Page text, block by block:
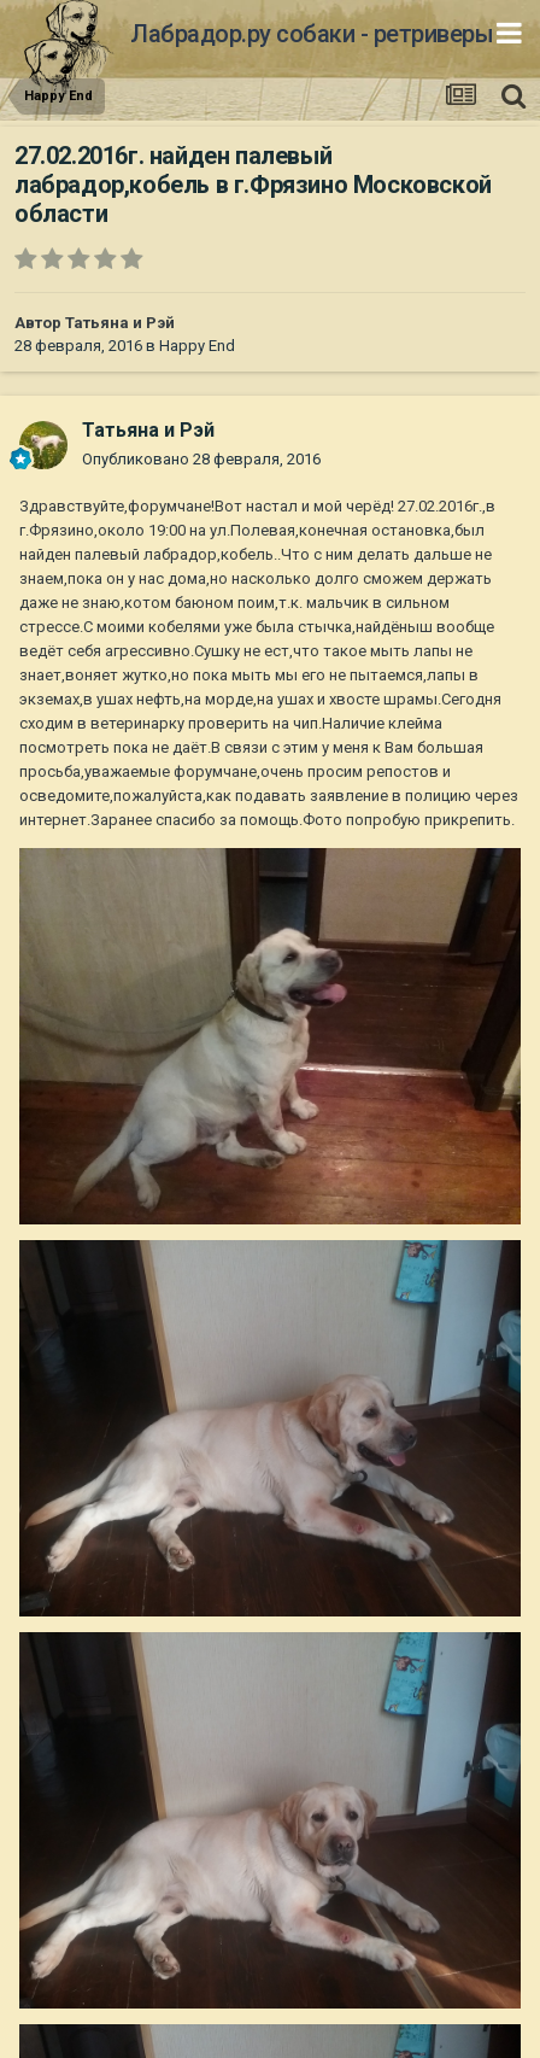
Лабрадор.ру собаки - ретриверы
Happy End
27.02.2016г. найден палевый
лабрадор,кобель в г.Фрязино Московской
области
Автор Татьяна и Рэй
28 февраля, 2016 в Happy End
Татьяна и Рэй
Опубликовано 28 февраля, 2016
Здравствуйте,форумчане!Вот настал и мой черёд! 27.02.2016г.,в
г.Фрязино,около 19:00 на ул.Полевая,конечная остановка,был
найден палевый лабрадор,кобель..Что с ним делать дальше не
знаем,пока он у нас дома,но насколько долго сможем держать
даже не знаю,котом баюном поим,т.к. мальчик в сильном
стрессе.С моими кобелями уже была стычка,найдёныш вообще
ведёт себя агрессивно.Сушку не ест,что такое мыть лапы не
знает,воняет жутко,но пока мыть мы его не пытаемся,лапы в
экземах,в ушах нефть,на морде,на ушах и хвосте шрамы.Сегодня
сходим в ветеринарку проверить на чип.Наличие клейма
посмотреть пока не даёт.В связи с этим у меня к Вам большая
просьба,уважаемые форумчане,очень просим репостов и
осведомите,пожалуйста,как подавать заявление в полицию через
интернет.Заранее спасибо за помощь.Фото попробую прикрепить.